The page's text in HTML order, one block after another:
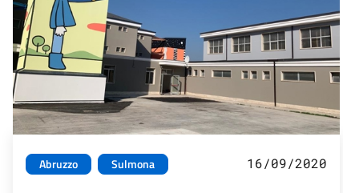
Abruzzo Sulmona 16/09/2020